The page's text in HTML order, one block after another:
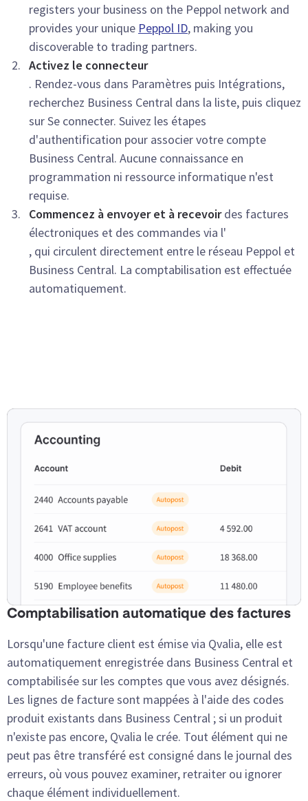
registers your business on the Peppol network and
provides your unique Peppol ID, making you
discoverable to trading partners.
Activez le connecteur
. Rendez-vous dans Paramètres puis Intégrations,
recherchez Business Central dans la liste, puis cliquez
sur Se connecter. Suivez les étapes
d'authentification pour associer votre compte
Business Central. Aucune connaissance en
programmation ni ressource informatique n'est
requise.
Commencez à envoyer et à recevoirdes factures
électroniques et des commandes via l'
, qui circulent directement entre le réseau Peppol et
Business Central. La comptabilisation est effectuée
automatiquement.
Comptabilisation automatique des factures
Lorsqu'une facture client est émise via Qvalia, elle est
automatiquement enregistrée dans Business Central et
comptabilisée sur les comptes que vous avez désignés.
Les lignes de facture sont mappées à l'aide des codes
produit existants dans Business Central ; si un produit
n'existe pas encore, Qvalia le crée. Tout élément qui ne
peut pas être transféré est consigné dans le journal des
erreurs, où vous pouvez examiner, retraiter ou ignorer
chaque élément individuellement.